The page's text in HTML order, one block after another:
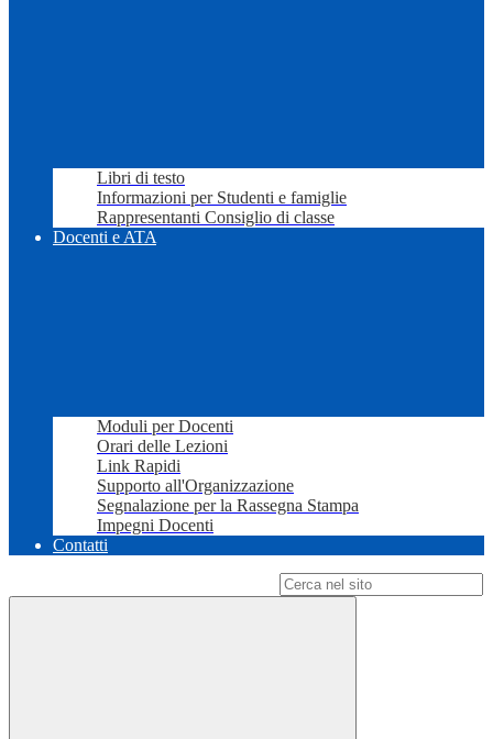
Libri di testo
Informazioni per Studenti e famiglie
Rappresentanti Consiglio di classe
Docenti e ATA
Moduli per Docenti
Orari delle Lezioni
Link Rapidi
Supporto all'Organizzazione
Segnalazione per la Rassegna Stampa
Impegni Docenti
Contatti